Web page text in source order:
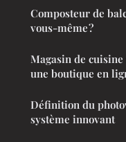
Composteur de
vous-même ?
Magasin de cuisine
une boutique en
Définition du
système innovant